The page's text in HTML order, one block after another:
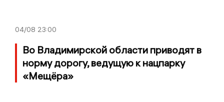
04/08 23:00
Во Владимирской области приводят в
норму дорогу, ведущую к нацпарку
«Мещёра»